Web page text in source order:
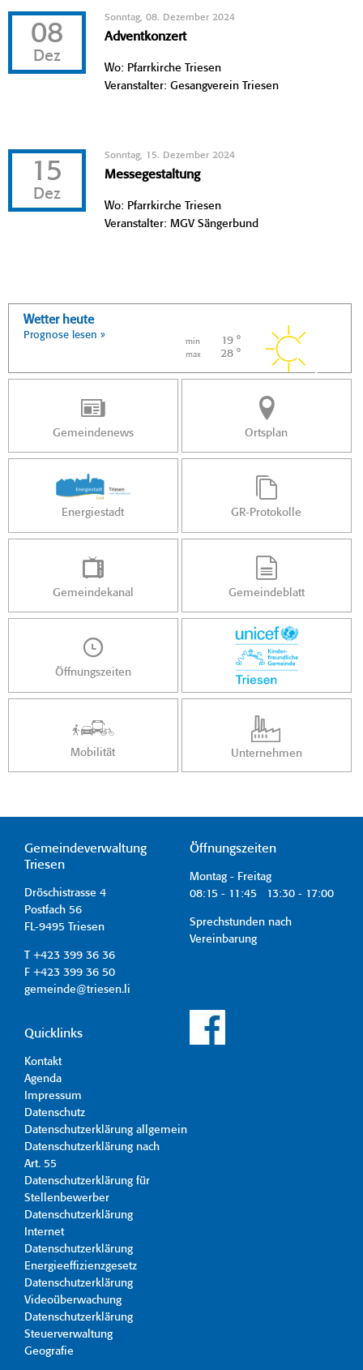
08
Dez
Sonntag, 08. Dezember 2024
Adventkonzert
Wo: Pfarrkirche Triesen
Veranstalter: Gesangverein Triesen
15
Dez
Sonntag, 15. Dezember 2024
Messegestaltung
Wo: Pfarrkirche Triesen
Veranstalter: MGV Sängerbund
Wetter heute
Prognose lesen »
min 19 °
max 28 °
Gemeindenews Ortsplan
Energiestadt GR-Protokolle
Gemeindekanal Gemeindeblatt
Öffnungszeiten
Mobilität Unternehmen
Gemeindeverwaltung
Triesen
Dröschistrasse 4
Postfach 56
FL-9495 Triesen
T +423 399 36 36
F +423 399 36 50
gemeinde@triesen.li
Öffnungszeiten
Montag - Freitag
08:15 - 11:45 13:30 - 17:00
Sprechstunden nach
Vereinbarung
Quicklinks
Kontakt
Agenda
Impressum
Datenschutz
Datenschutzerklärung allgemein
Datenschutzerklärung nach
Art. 55
Datenschutzerklärung für
Stellenbewerber
Datenschutzerklärung
Internet
Datenschutzerklärung
Energieeffizienzgesetz
Datenschutzerklärung
Videoüberwachung
Datenschutzerklärung
Steuerverwaltung
Geografie